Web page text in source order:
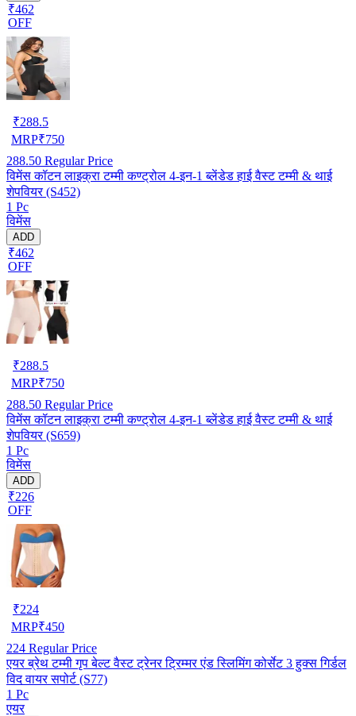
₹462
OFF
₹288.5
MRP₹750
288.50 Regular Price
विमेंस कॉटन लाइक्रा टम्मी कण्ट्रोल 4-इन-1 ब्लेंडेड हाई वैस्ट टम्मी & थाई
शेपवियर (S452)
1 Pc
विमेंस
ADD
₹462
OFF
₹288.5
MRP₹750
288.50 Regular Price
विमेंस कॉटन लाइक्रा टम्मी कण्ट्रोल 4-इन-1 ब्लेंडेड हाई वैस्ट टम्मी & थाई
शेपवियर (S659)
1 Pc
विमेंस
ADD
₹226
OFF
₹224
MRP₹450
224 Regular Price
एयर ब्रेथ टम्मी गृप बेल्ट वैस्ट ट्रेनर ट्रिम्मर एंड स्लिमिंग कोर्सेट 3 हुक्स गिर्डल
विद वायर सपोर्ट (S77)
1 Pc
एयर